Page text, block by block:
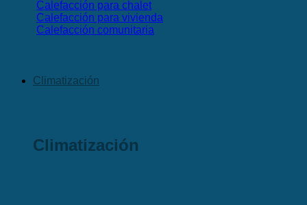
Calefacción para chalet
Calefacción para vivienda
Calefacción comunitaria
Climatización
Climatización